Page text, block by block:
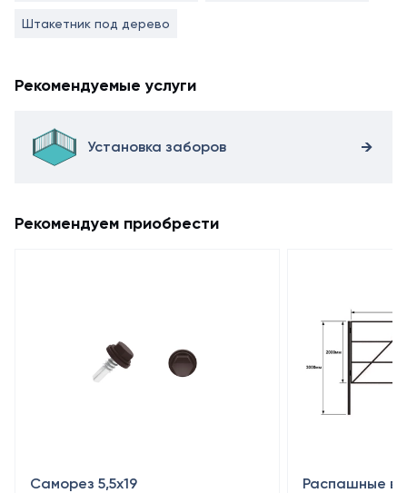
Штакетник под дерево
Рекомендуемые услуги
Установка заборов
Рекомендуем приобрести
Саморез 5,5x19 Распашные